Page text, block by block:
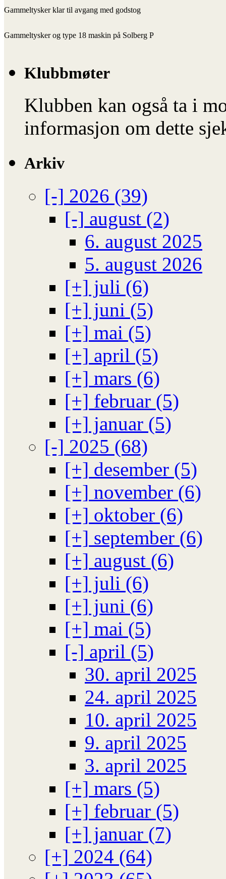
Gammeltysker klar til avgang med godstog
Gammeltysker og type 18 maskin på Solberg P
Klubbmøter
Klubben kan også ta i
informasjon om dette
Arkiv
[-] 2026 (39)
[-] august (2)
6. august 2025
5. august 2026
[+] juli (6)
[+] juni (5)
[+] mai (5)
[+] april (5)
[+] mars (6)
[+] februar (5)
[+] januar (5)
[-] 2025 (68)
[+] desember (5)
[+] november (6)
[+] oktober (6)
[+] september (6)
[+] august (6)
[+] juli (6)
[+] juni (6)
[+] mai (5)
[-] april (5)
30. april 2025
24. april 2025
10. april 2025
9. april 2025
3. april 2025
[+] mars (5)
[+] februar (5)
[+] januar (7)
[+] 2024 (64)